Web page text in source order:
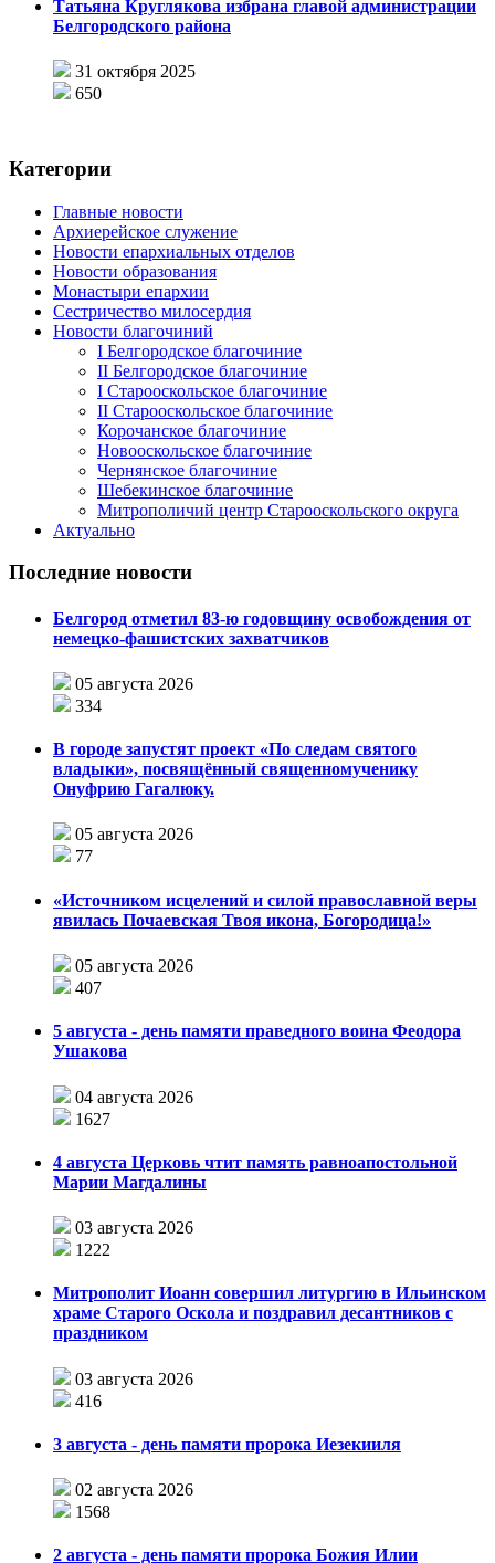
Татьяна Круглякова избрана главой администрации
Белгородского района
31 октября 2025
650
Категории
Главные новости
Архиерейское служение
Новости епархиальных отделов
Новости образования
Монастыри епархии
Сестричество милосердия
Новости благочиний
I Белгородское благочиние
II Белгородское благочиние
I Старооскольское благочиние
II Старооскольское благочиние
Корочанское благочиние
Новооскольское благочиние
Чернянское благочиние
Шебекинское благочиние
Митрополичий центр Старооскольского округа
Актуально
Последние новости
Белгород отметил 83-ю годовщину освобождения от
немецко-фашистских захватчиков
05 августа 2026
334
В городе запустят проект «По следам святого
владыки», посвящённый священномученику
Онуфрию Гагалюку.
05 августа 2026
77
«Источником исцелений и силой православной веры
явилась Почаевская Твоя икона, Богородица!»
05 августа 2026
407
5 августа - день памяти праведного воина Феодора
Ушакова
04 августа 2026
1627
4 августа Церковь чтит память равноапостольной
Марии Магдалины
03 августа 2026
1222
Митрополит Иоанн совершил литургию в Ильинском
храме Старого Оскола и поздравил десантников с
праздником
03 августа 2026
416
3 августа - день памяти пророка Иезекииля
02 августа 2026
1568
2 августа - день памяти пророка Божия Илии